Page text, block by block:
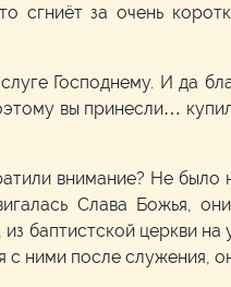
сгниёт за очень
Господнему. И да
вы принесли…
внимание? Не было
Слава Божья,
баптистской церкви
ними после служения,